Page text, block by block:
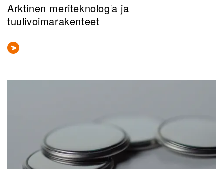
Arktinen meriteknologia ja
tuulivoimarakenteet